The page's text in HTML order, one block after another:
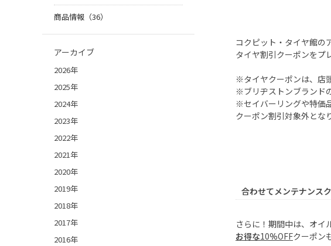
コクピット・タイヤ館の
タイヤ割引クーポンをプ
※タイヤクーポンは、店
※ブリヂストンブランド
※セイバーリングや特価
クーポン割引対象外とな
合わせてメンテナンス
さらに！期間中は、オイ
お得な10％OFFクーポン
商品情報（36）
アーカイブ
2026年
2025年
2024年
2023年
2022年
2021年
2020年
2019年
2018年
2017年
2016年